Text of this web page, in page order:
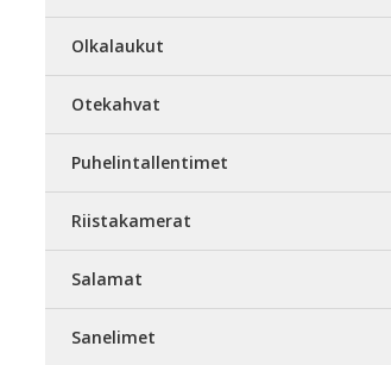
Olkalaukut
Otekahvat
Puhelintallentimet
Riistakamerat
Salamat
Sanelimet